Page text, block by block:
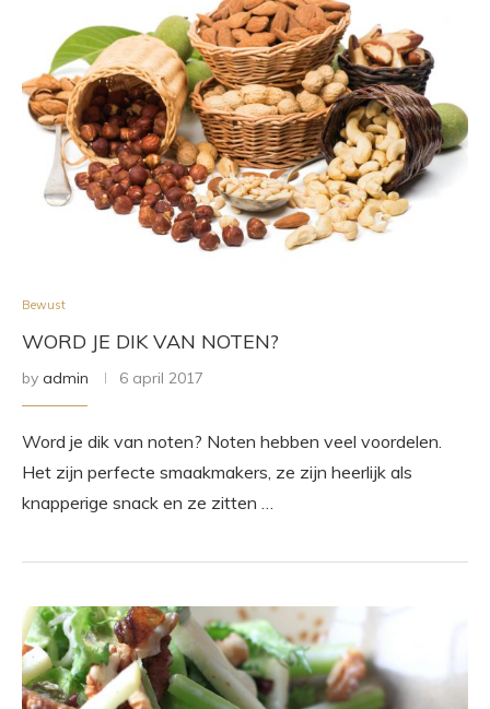
Bewust
WORD JE DIK VAN NOTEN?
by admin 6 april 2017
Word je dik van noten? Noten hebben veel voordelen.
Het zijn perfecte smaakmakers, ze zijn heerlijk als
knapperige snack en ze zitten …